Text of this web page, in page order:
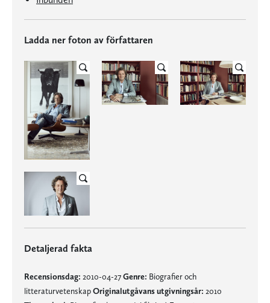
Ladda ner foton av författaren
Detaljerad fakta
Recensionsdag: 2010-04-27Genre: Biografier och
litteraturvetenskapOriginalutgåvans utgivningsår: 2010